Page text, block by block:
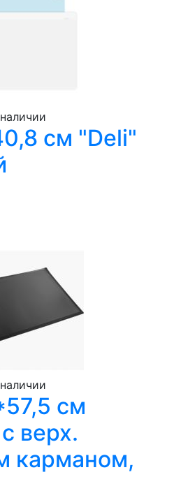
см "Deli"
см
верх.
карманом,